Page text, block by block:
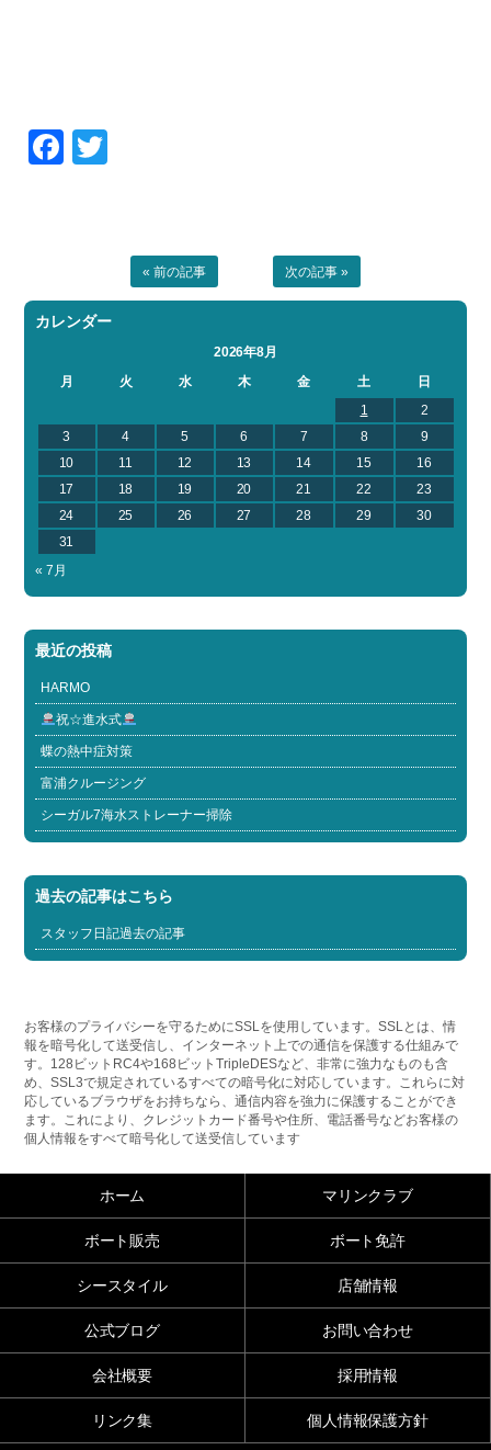
Facebook
« 前の記事 次の記事 »
カレンダー
2026年8月
月
火 水 木 金 土
日
1
2
3
4 5 6 7 8
9
10
11 12 13 14 15
16
17
18 19 20 21 22
23
24
25 26 27 28 29
30
31
« 7月
最近の投稿
HARMO
祝☆進水式
蝶の熱中症対策
富浦クルージング
シーガル7海水ストレーナー掃除
過去の記事はこちら
スタッフ日記過去の記事
お客様のプライバシーを守るためにSSLを使用しています。SSLとは、情
報を暗号化して送受信し、インターネット上での通信を保護する仕組みで
す。128ビットRC4や168ビットTripleDESなど、非常に強力なものも含
め、SSL3で規定されているすべての暗号化に対応しています。これらに対
応しているブラウザをお持ちなら、通信内容を強力に保護することができ
ます。これにより、クレジットカード番号や住所、電話番号などお客様の
個人情報をすべて暗号化して送受信しています
ホーム マリンクラブ
ボート販売 ボート免許
シースタイル 店舗情報
公式ブログ お問い合わせ
会社概要 採用情報
リンク集 個人情報保護方針